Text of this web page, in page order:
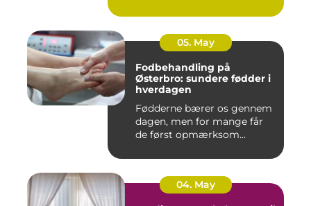
05. May
Fodbehandling på
Østerbro: sundere fødder i
hverdagen
Fødderne bærer os gennem
dagen, men for mange får
de først opmærksom...
04. May